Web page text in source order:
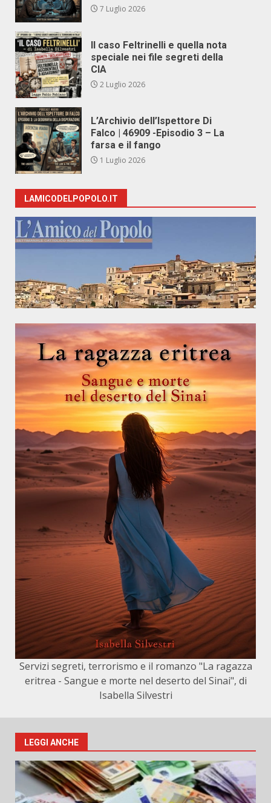
7 Luglio 2026
Il caso Feltrinelli e quella nota
speciale nei file segreti della
CIA
2 Luglio 2026
L’Archivio dell’Ispettore Di
Falco | 46909 -Episodio 3 – La
farsa e il fango
1 Luglio 2026
LAMICODELPOPOLO.IT
Servizi segreti, terrorismo e il romanzo "La ragazza
eritrea - Sangue e morte nel deserto del Sinai", di
Isabella Silvestri
LEGGI ANCHE